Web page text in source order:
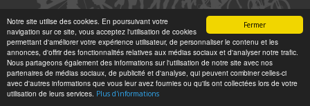
Fermer
Notre site utilise des cookies. En poursuivant votre
navigation sur ce site, vous acceptez l'utilisation de cookies
permettant d'améliorer votre expérience utilisateur, de personnaliser le contenu et les
annonces, d'offrir des fonctionnalités relatives aux médias sociaux et d'analyser notre trafic.
Nous partageons également des informations sur l'utilisation de notre site avec nos
partenaires de médias sociaux, de publicité et d'analyse, qui peuvent combiner celles-ci
avec d'autres informations que vous leur avez fournies ou qu'ils ont collectées lors de votre
utilisation de leurs services. Plus d'informations
Copyright ©2002 - 2026/ Studiodev SARL / Le-Sportif /
Registration4all
Tous droits réservées.
Numéro de déclaration CNIL : 1999972